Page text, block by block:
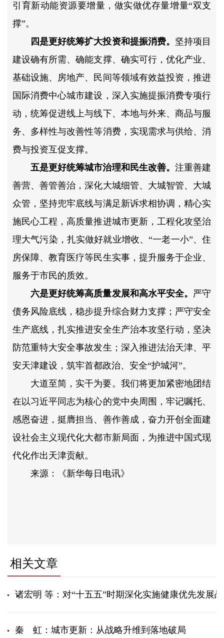
引育新动能资源要增量，做实做优存量增量“双支
撑”。
四是更好统筹扩大投资和提振消费。 坚持项目
建设确有所需、确能支撑、确实可行，优化产业、
基础设施、房地产、民间等领域有效益投资，推进
国际消费中心城市建设，深入实施提振消费专项行
动，统筹促进线上与线下、本地与外来、商品与服
务、多样性与改善性等消费，实现需求与供给、消
费与投资互促支撑。
五是更好统筹城市治理和民生改善。 注重善建
善营、善管善治，深化大城细管、大城智管、大城
众管，坚持兜牢底线与满足新诉求相协调，精心实
施民心工程，高质量推进城市更新，工程化攻坚治
理大气污染，扎实做好就业增收、“一老一小”、住
房保障、教育医疗等民生实事，提升服务于企业、
服务于市民的质效。
六是更好统筹高质量发展和高水平安全。 严守
债务风险底线，稳步提升综合财力支撑；严守安全
生产底线，扎实推进安全生产治本攻坚行动，坚决
防范重特大安全事故发生；深入推进法治天津、平
安天津建设，筑牢首都政治、安全“护城河”。
大道至简，实干为要。我们将更加紧密地团结
在以习近平同志为核心的党中央周围，牢记嘱托、
感恩奋进，挺膺担当、善作善成，奋力开创全面建
设社会主义现代化大都市新局面，为推进中国式现
代化作出天津贡献。
来源：《新华每日电讯》
相关文章
诸宏明 等：对“十五五”时期深化实施健康优先发展
秦 虹：城市更新：从战略升维到落地破局